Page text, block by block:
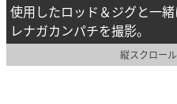
使用したロッド＆ジグと一
レナガカンパチを撮影。
縦スクロー